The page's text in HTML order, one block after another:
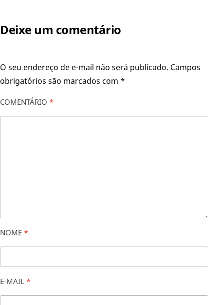
Deixe um comentário
O seu endereço de e-mail não será publicado. Campos
obrigatórios são marcados com *
COMENTÁRIO *
NOME *
E-MAIL *